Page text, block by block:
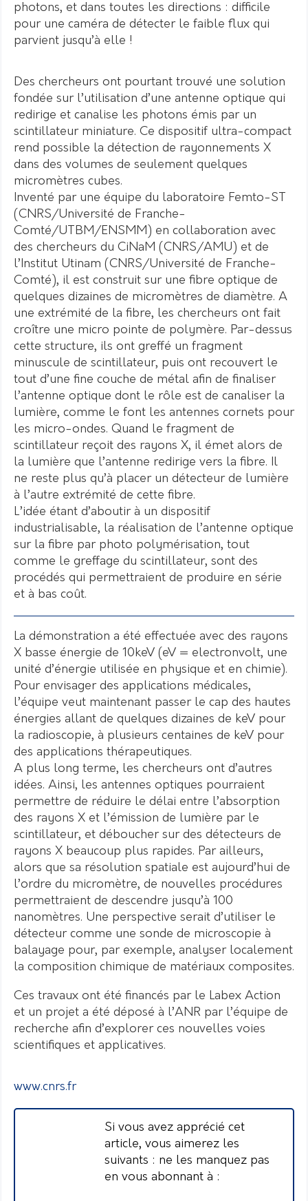
photons, et dans toutes les directions : difficile
pour une caméra de détecter le faible flux qui
parvient jusqu’à elle !
Des chercheurs ont pourtant trouvé une solution
fondée sur l’utilisation d’une antenne optique qui
redirige et canalise les photons émis par un
scintillateur miniature. Ce dispositif ultra-compact
rend possible la détection de rayonnements X
dans des volumes de seulement quelques
micromètres cubes.
Inventé par une équipe du laboratoire Femto-ST
(CNRS/Université de Franche-
Comté/UTBM/ENSMM) en collaboration avec
des chercheurs du CiNaM (CNRS/AMU) et de
l’Institut Utinam (CNRS/Université de Franche-
Comté), il est construit sur une fibre optique de
quelques dizaines de micromètres de diamètre. A
une extrémité de la fibre, les chercheurs ont fait
croître une micro pointe de polymère. Par-dessus
cette structure, ils ont greffé un fragment
minuscule de scintillateur, puis ont recouvert le
tout d’une fine couche de métal afin de finaliser
l’antenne optique dont le rôle est de canaliser la
lumière, comme le font les antennes cornets pour
les micro-ondes. Quand le fragment de
scintillateur reçoit des rayons X, il émet alors de
la lumière que l’antenne redirige vers la fibre. Il
ne reste plus qu’à placer un détecteur de lumière
à l’autre extrémité de cette fibre.
L’idée étant d’aboutir à un dispositif
industrialisable, la réalisation de l’antenne optique
sur la fibre par photo polymérisation, tout
comme le greffage du scintillateur, sont des
procédés qui permettraient de produire en série
et à bas coût.
La démonstration a été effectuée avec des rayons
X basse énergie de 10keV (eV = electronvolt, une
unité d’énergie utilisée en physique et en chimie).
Pour envisager des applications médicales,
l’équipe veut maintenant passer le cap des hautes
énergies allant de quelques dizaines de keV pour
la radioscopie, à plusieurs centaines de keV pour
des applications thérapeutiques.
A plus long terme, les chercheurs ont d’autres
idées. Ainsi, les antennes optiques pourraient
permettre de réduire le délai entre l’absorption
des rayons X et l’émission de lumière par le
scintillateur, et déboucher sur des détecteurs de
rayons X beaucoup plus rapides. Par ailleurs,
alors que sa résolution spatiale est aujourd’hui de
l’ordre du micromètre, de nouvelles procédures
permettraient de descendre jusqu’à 100
nanomètres. Une perspective serait d’utiliser le
détecteur comme une sonde de microscopie à
balayage pour, par exemple, analyser localement
la composition chimique de matériaux composites.
Ces travaux ont été financés par le Labex Action
et un projet a été déposé à l’ANR par l’équipe de
recherche afin d’explorer ces nouvelles voies
scientifiques et applicatives.
www.cnrs.fr
Si vous avez apprécié cet
article, vous aimerez les
suivants : ne les manquez pas
en vous abonnant à :